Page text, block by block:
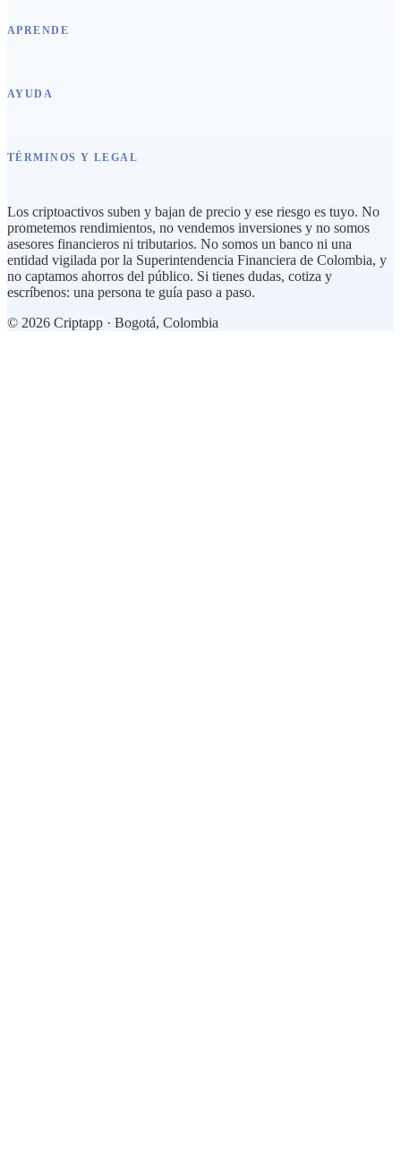
APRENDE
AYUDA
TÉRMINOS Y LEGAL
Los criptoactivos suben y bajan de precio y ese riesgo es tuyo. No
prometemos rendimientos, no vendemos inversiones y no somos
asesores financieros ni tributarios. No somos un banco ni una
entidad vigilada por la Superintendencia Financiera de Colombia, y
no captamos ahorros del público. Si tienes dudas, cotiza y
escríbenos: una persona te guía paso a paso.
© 2026 Criptapp · Bogotá, Colombia